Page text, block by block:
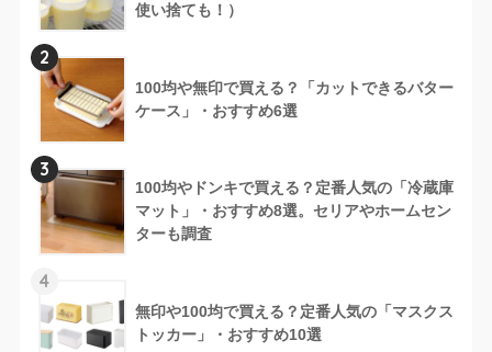
使い捨ても！）
2
100均や無印で買える？「カットできるバター
ケース」・おすすめ6選
3
100均やドンキで買える？定番人気の「冷蔵庫
マット」・おすすめ8選。セリアやホームセン
ターも調査
4
無印や100均で買える？定番人気の「マスクス
トッカー」・おすすめ10選